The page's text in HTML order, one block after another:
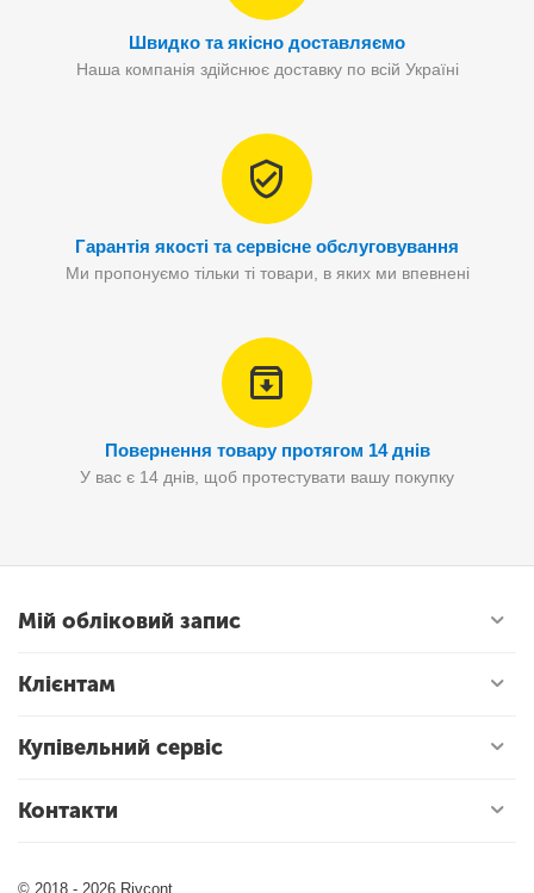
Швидко та якісно доставляємо
Наша компанія здійснює доставку по всій Україні
Гарантія якості та сервісне обслуговування
Ми пропонуємо тільки ті товари, в яких ми впевнені
Повернення товару протягом 14 днів
У вас є 14 днів, щоб протестувати вашу покупку
Мій обліковий запис
Клієнтам
Купівельний сервіс
Контакти
© 2018 - 2026 Rivcont.